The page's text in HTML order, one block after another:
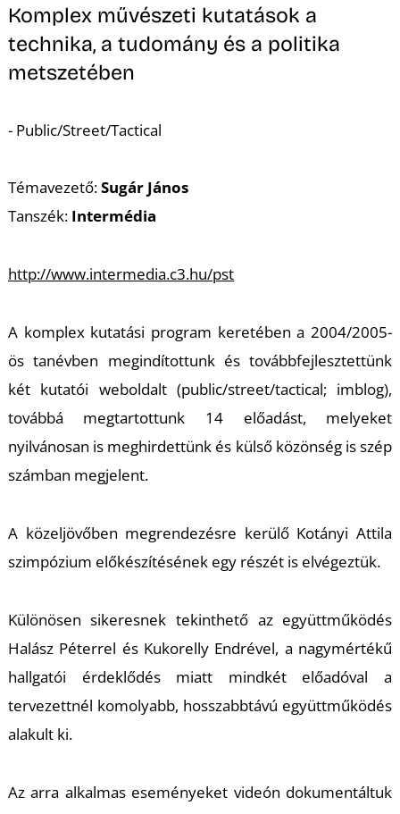
Komplex művészeti kutatások a
technika, a tudomány és a politika
metszetében
- Public/Street/Tactical
Témavezető:Sugár János
Tanszék: Intermédia
http://www.intermedia.c3.hu/pst
A komplex kutatási program keretében a 2004/2005-
ös tanévben megindítottunk és továbbfejlesztettünk
két kutatói weboldalt (public/street/tactical; imblog),
továbbá megtartottunk 14 előadást, melyeket
nyilvánosan is meghirdettünk és külső közönség is szép
számban megjelent.
A közeljövőben megrendezésre kerülő Kotányi Attila
szimpózium előkészítésének egy részét is elvégeztük.
Különösen sikeresnek tekinthető az együttműködés
Halász Péterrel és Kukorelly Endrével, a nagymértékű
hallgatói érdeklődés miatt mindkét előadóval a
tervezettnél komolyabb, hosszabbtávú együttműködés
alakult ki.
Az arra alkalmas eseményeket videón dokumentáltuk